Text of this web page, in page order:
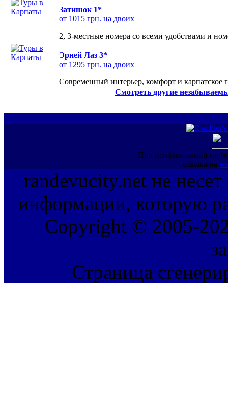
Затишок 1*
от 1015 грн. на двоих
2, 3-местные номера со всеми удобствами и
Эрней Лаз 3*
от 1295 грн. на двоих
Современный интерьер, комфорт и карпатское
Смотреть другие
При использовании
ссылка на
randevucity.net не несет
информации, которую
Copyright © 2005-
Страница